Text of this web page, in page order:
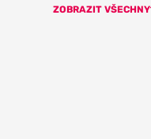
ZOBRAZIT VŠECHNY